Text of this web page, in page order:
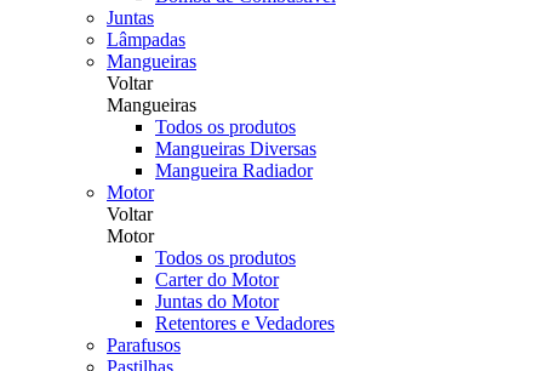
Juntas
Lâmpadas
Mangueiras
Voltar
Mangueiras
Todos os produtos
Mangueiras Diversas
Mangueira Radiador
Motor
Voltar
Motor
Todos os produtos
Carter do Motor
Juntas do Motor
Retentores e Vedadores
Parafusos
Pastilhas